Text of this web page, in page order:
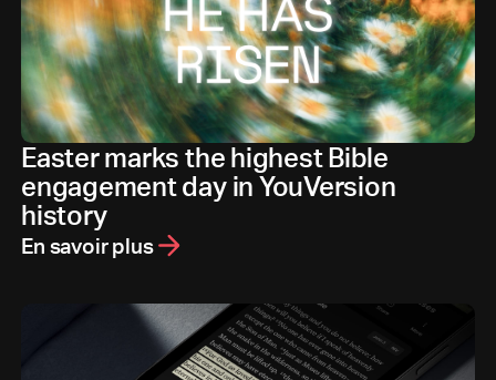
Easter marks the highest Bible
engagement day in YouVersion
history
En savoir plus